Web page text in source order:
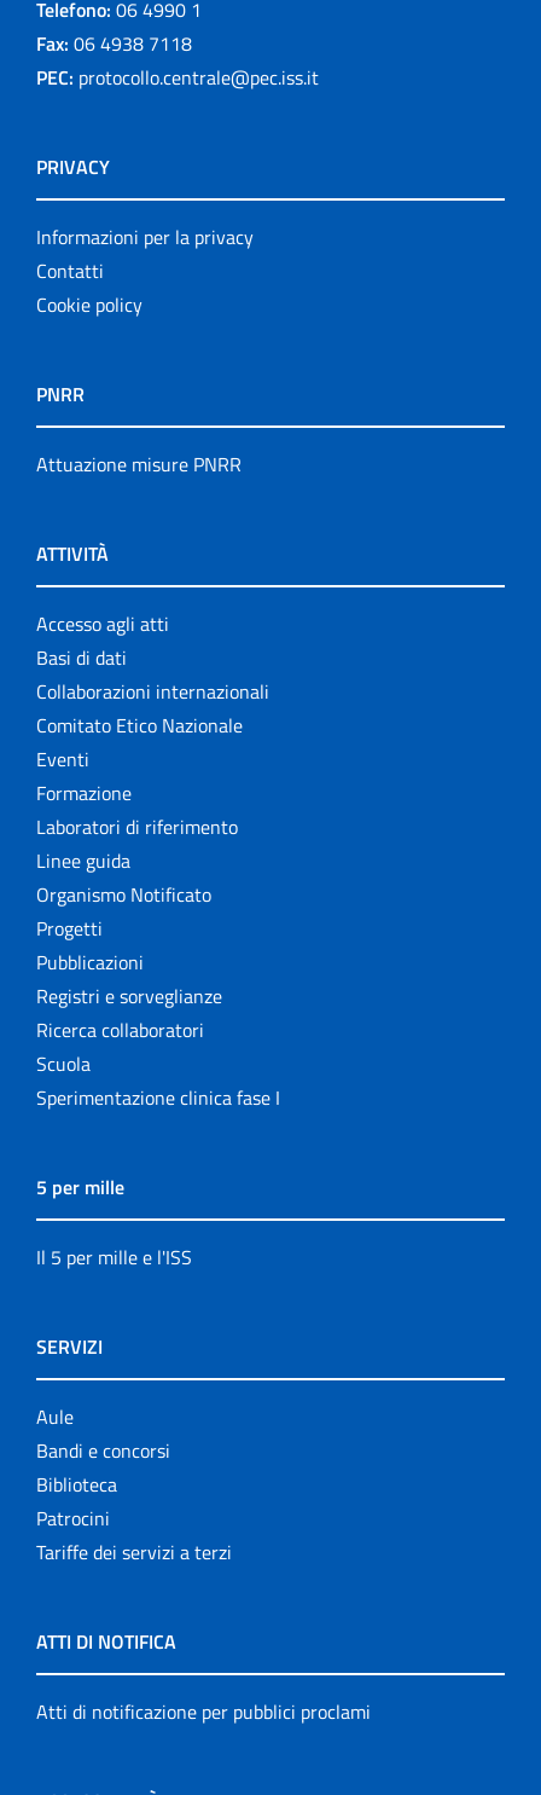
Telefono: 06 4990 1
Fax: 06 4938 7118
PEC: protocollo.centrale@pec.iss.it
PRIVACY
Informazioni per la privacy
Contatti
Cookie policy
PNRR
Attuazione misure PNRR
ATTIVITÀ
Accesso agli atti
Basi di dati
Collaborazioni internazionali
Comitato Etico Nazionale
Eventi
Formazione
Laboratori di riferimento
Linee guida
Organismo Notificato
Progetti
Pubblicazioni
Registri e sorveglianze
Ricerca collaboratori
Scuola
Sperimentazione clinica fase I
5 per mille
Il 5 per mille e l'ISS
SERVIZI
Aule
Bandi e concorsi
Biblioteca
Patrocini
Tariffe dei servizi a terzi
ATTI DI NOTIFICA
Atti di notificazione per pubblici proclami